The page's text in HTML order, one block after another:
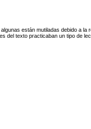
están mutiladas debido a
texto practicaban un tipo de